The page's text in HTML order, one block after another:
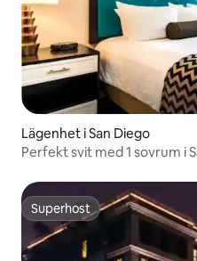
Lägenhet i San Diego
Perfekt svit med 1 sovrum i
Superhost
Superhost